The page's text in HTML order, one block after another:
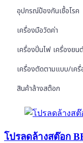
อุปกรณ์ป้องกันเชื้อโรค
เครื่องมือวัดค่า
เครื่องปั่นไฟ เครื่องยน
เครื่องตัดตามแบบ/เค
สินค้าล้างสต๊อก
โปรลดล้างสต๊อก